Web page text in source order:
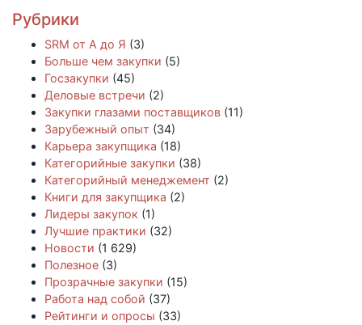
Рубрики
SRM от А до Я (3)
Больше чем закупки (5)
Госзакупки (45)
Деловые встречи (2)
Закупки глазами поставщиков (11)
Зарубежный опыт (34)
Карьера закупщика (18)
Категорийные закупки (38)
Категорийный менеджемент (2)
Книги для закупщика (2)
Лидеры закупок (1)
Лучшие практики (32)
Новости (1 629)
Полезное (3)
Прозрачные закупки (15)
Работа над собой (37)
Рейтинги и опросы (33)